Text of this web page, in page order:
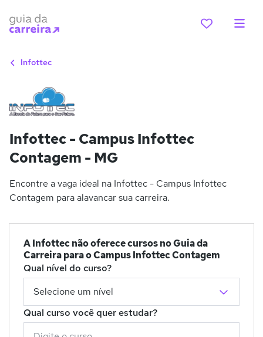
Infottec
Infottec - Campus Infottec
Contagem - MG
Encontre a vaga ideal na Infottec - Campus Infottec
Contagem para alavancar sua carreira.
A Infottec não oferece cursos no Guia da
Carreira para o Campus Infottec Contagem
Qual nível do curso?
Qual curso você quer estudar?